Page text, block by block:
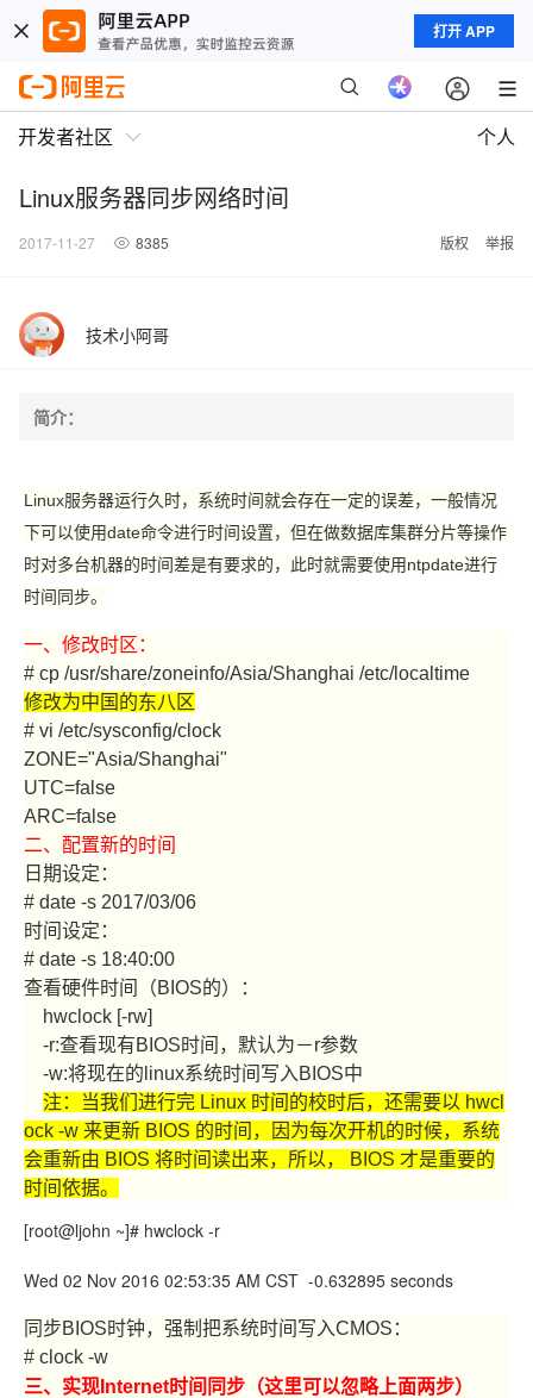
打开 APP
开发者社区 个人
Linux服务器同步网络时间
2017-11-27 8385 版权 举报
技术小阿哥
简介：
Linux服务器运行久时，系统时间就会存在一定的误差，一般情况
下可以使用date命令进行时间设置，但在做数据库集群分片等操作
时对多台机器的时间差是有要求的，此时就需要使用ntpdate进行
时间同步。
一、修改时区：
# cp /usr/share/zoneinfo/Asia/Shanghai /etc/localtime
修改为中国的东八区
# vi /etc/sysconfig/clock
ZONE="Asia/Shanghai"
UTC=false
ARC=false
二、配置新的时间
日期设定：
# date -s 2017/03/06
时间设定：
# date -s 18:40:00
查看硬件时间（BIOS的）：
hwclock [-rw]
-r:查看现有BIOS时间，默认为－r参数
-w:将现在的linux系统时间写入BIOS中
注：当我们进行完 Linux 时间的校时后，还需要以 hwcl
ock -w 来更新 BIOS 的时间，因为每次开机的时候，系统
会重新由 BIOS 将时间读出来，所以， BIOS 才是重要的
时间依据。
[root@ljohn ~]# hwclock -r
Wed 02 Nov 2016 02:53:35 AM CST -0.632895 seconds
同步BIOS时钟，强制把系统时间写入CMOS：
# clock -w
三、实现Internet时间同步（这里可以忽略上面两步）